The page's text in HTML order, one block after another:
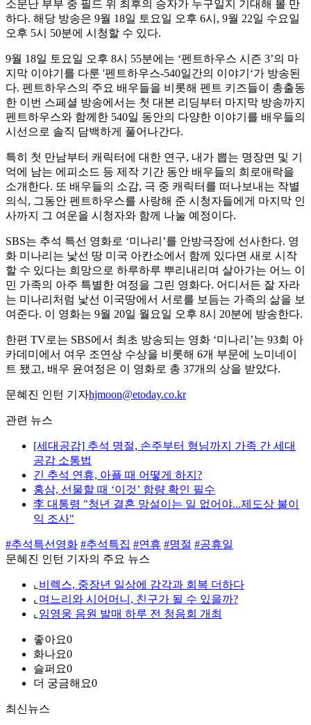
소문난 부부 중 필드 위 최후의 승자가 누구일지 기대해 볼 만
하다. 해당 방송은 9월 18일 토요일 오후 6시, 9월 22일 수요일
오후 5시 50분에 시청할 수 있다.
9월 18일 토요일 오후 8시 55분에는 ‘펜트하우스 시즌 3’의 마
지막 이야기를 다룬 '펜트하우스-540일간의 이야기‘가 방송된
다. 펜트하우스의 주요 배우들을 비롯해 펜트 키즈들이 총출동
한 이번 스페셜 방송에서는 첫 대본 리딩부터 마지막 방송까지
펜트하우스와 함께한 540일 동안의 다양한 이야기를 배우들의
시선으로 솔직 담백하게 풀어나간다.
특히 첫 만남부터 캐릭터에 대한 연구, 내가 뽑는 명장면 및 기
억에 남는 에피소드 등 제작 기간 동안 배우들의 희로애락을
소개한다. 또 배우들의 소감, 극 중 캐릭터를 떠나보내는 작별
의식, 그동안 펜트하우스를 사랑해 준 시청자들에게 마지막 인
사까지 그 여운을 시청자와 함께 나눌 예정이다.
SBS는 추석 특선 영화로 ‘미나리’를 안방극장에 선사한다. 영
화 미나리는 낯선 땅 미국 아칸소에서 함께 있다면 새로 시작
할 수 있다는 희망으로 하루하루 뿌리내리며 살아가는 어느 이
민 가족의 아주 특별한 여정을 그린 영화다. 어디서든 잘 자라
는 미나리처럼 낯선 이국땅에서 서로를 보듬는 가족의 삶을 보
여준다. 이 영화는 9월 20일 월요일 오후 8시 20분에 방송한다.
한편 TV로는 SBS에서 최초 방송되는 영화 ‘미나리’는 93회 아
카데미에서 여우 조연상 수상을 비롯해 6개 부문에 노미네이
트 됐고, 배우 윤여정은 이 영화로 총 37개의 상을 받았다.
문혜진 인턴 기자hjmoon@etoday.co.kr
관련 뉴스
[세대공감] 추석 명절, 손주부터 형님까지 가족 간 세대
공감 소통법
긴 추석 연휴, 아플 때 어떻게 하지?
홍삼, 선물할 때 ‘이것’ 함량 확인 필수
李 대통령 "청년 결혼 망설이는 일 없어야...제도상 불이
익 조사"
#추석특선영화 #추석특집 #연휴 #명절 #공휴일
문혜진 인턴 기자의 주요 뉴스
⌞ 비렉스, 중장년 일상에 감각과 회복 더하다
⌞ 며느리와 시어머니, 친구가 될 수 있을까?
⌞ 임영웅 음원 발매 하루 전 청음회 개최
좋아요0
화나요0
슬퍼요0
더 궁금해요0
최신뉴스